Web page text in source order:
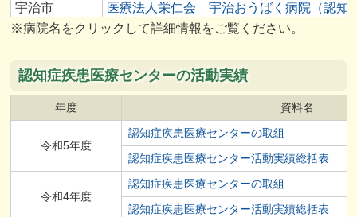
宇治市
医療法人栄仁会 宇治おうばく病院（認知
疾患医療センター）
ー(認知症疾患医療センター)
※病院名をクリックして詳細情報をご覧ください。
認知症疾患医療センターの活動実績
年度 資料名
令和5年度
認知症疾患医療センターの取組
認知症疾患医療センター活動実績総括表
令和4年度
認知症疾患医療センターの取組
認知症疾患医療センター活動実績総括表